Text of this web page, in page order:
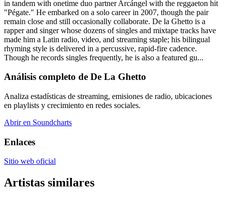
in tandem with onetime duo partner Arcángel with the reggaeton hit
"Pégate." He embarked on a solo career in 2007, though the pair
remain close and still occasionally collaborate. De la Ghetto is a
rapper and singer whose dozens of singles and mixtape tracks have
made him a Latin radio, video, and streaming staple; his bilingual
rhyming style is delivered in a percussive, rapid-fire cadence.
Though he records singles frequently, he is also a featured gu...
Análisis completo de De La Ghetto
Analiza estadísticas de streaming, emisiones de radio, ubicaciones
en playlists y crecimiento en redes sociales.
Abrir en Soundcharts
Enlaces
Sitio web oficial
Artistas similares